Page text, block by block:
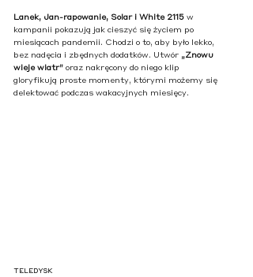
Lanek, Jan-rapowanie, Solar i White 2115 w
kampanii pokazują jak cieszyć się życiem po
miesiącach pandemii. Chodzi o to, aby było lekko,
bez nadęcia i zbędnych dodatków. Utwór „Znowu
wieje wiatr” oraz nakręcony do niego klip
gloryfikują proste momenty, którymi możemy się
delektować podczas wakacyjnych miesięcy.
TELEDYSK